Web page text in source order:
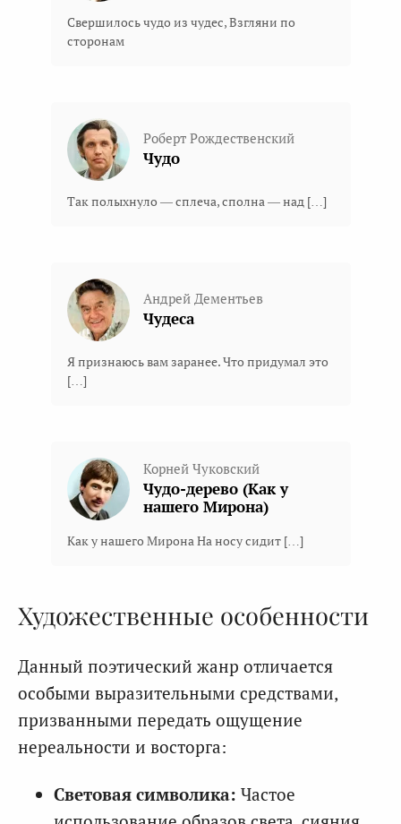
Свершилось чудо из чудес, Взгляни по
сторонам
Роберт Рождественский
Чудо
Так полыхнуло — сплеча, сполна — над […]
Андрей Дементьев
Чудеса
Я признаюсь вам заранее. Что придумал это
[…]
Корней Чуковский
Чудо-дерево (Как у
нашего Мирона)
Как у нашего Мирона На носу сидит […]
Художественные особенности
Данный поэтический жанр отличается
особыми выразительными средствами,
призванными передать ощущение
нереальности и восторга:
Световая символика: Частое